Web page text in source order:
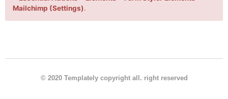
Mailchimp (Settings).
© 2020 Templately copyright all. right reserved